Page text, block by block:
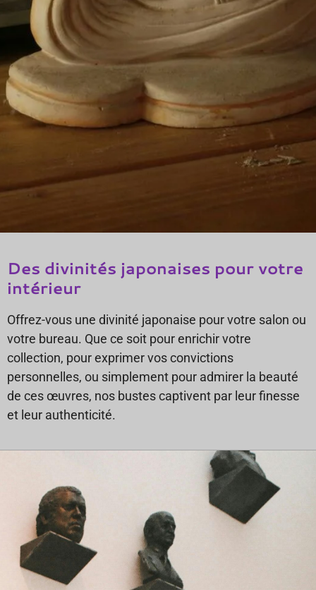
Des divinités japonaises pour votre
intérieur
Offrez-vous une divinité japonaise pour votre salon ou
votre bureau. Que ce soit pour enrichir votre
collection, pour exprimer vos convictions
personnelles, ou simplement pour admirer la beauté
de ces œuvres, nos bustes captivent par leur finesse
et leur authenticité.